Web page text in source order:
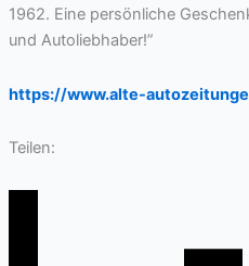
1962. Eine persönliche
und Autoliebhaber!”
https://www.alte-
Teilen: